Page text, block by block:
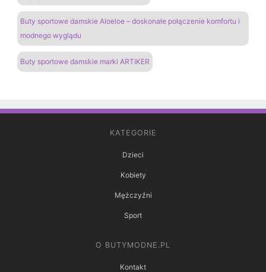
Buty sportowe damskie Aloeloe – doskonałe połączenie komfortu i
modnego wyglądu
Buty sportowe damskie marki ARTIKER
KATEGORIE
Dzieci
Kobiety
Mężczyźni
Sport
O BUTYMODNE.PL
Kontakt